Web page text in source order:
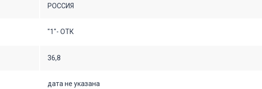
РОССИЯ
"1"- ОТК
36,8
дата не указана